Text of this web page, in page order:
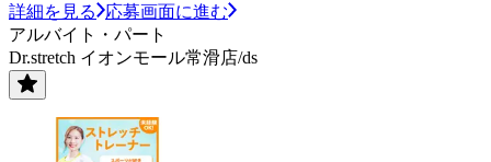
詳細を見る
応募画面に進む
アルバイト・パート
Dr.stretch イオンモール常滑店/ds